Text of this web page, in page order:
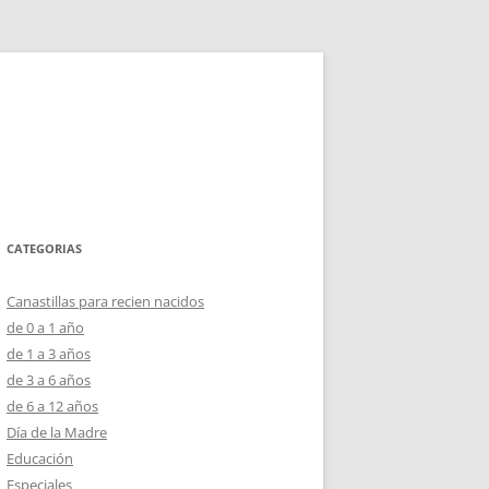
CATEGORIAS
Canastillas para recien nacidos
de 0 a 1 año
de 1 a 3 años
de 3 a 6 años
de 6 a 12 años
Día de la Madre
Educación
Especiales